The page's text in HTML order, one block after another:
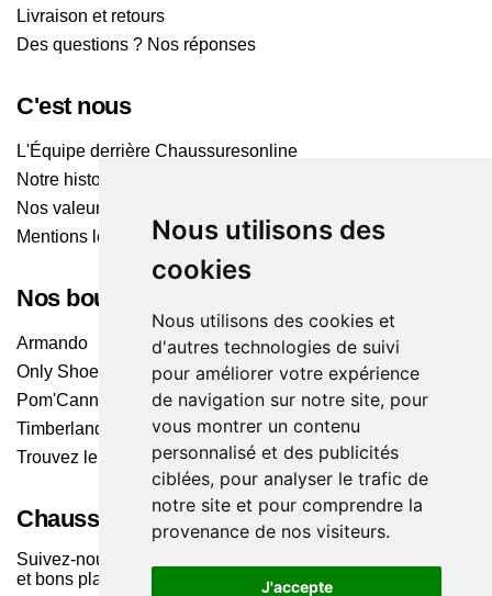
Nous utilisons des
cookies
Nous utilisons des cookies et
d'autres technologies de suivi
pour améliorer votre expérience
de navigation sur notre site, pour
vous montrer un contenu
personnalisé et des publicités
ciblées, pour analyser le trafic de
notre site et pour comprendre la
provenance de nos visiteurs.
J'accepte
Livraison et retours
Des questions ? Nos réponses
C'est nous
L'Équipe derrière Chaussuresonline
Notre histoire
Nos valeurs
Mentions légales
Nos boutiques
Armando
Only Shoes
Pom'Cannelle
Timberland
Trouvez le magasin le plus proche
Chaussuresonline sur les Médias sociaux
Suivez-nous sur les réseaux pour les dernières tendances
et bons plans !